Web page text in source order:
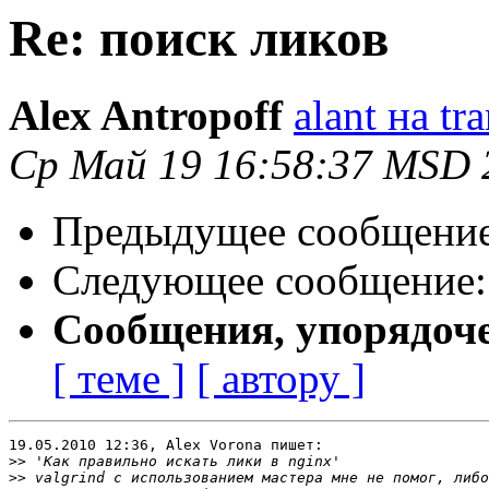
Re: поиск ликов
Alex Antropoff alant на
Ср Май 19 16:58:37 MSD
Предыдущее
Следующее
Сообщения,
[ теме ] [ автору ]
19.05.2010 12:36, Alex Vorona пишет:
>>
>>